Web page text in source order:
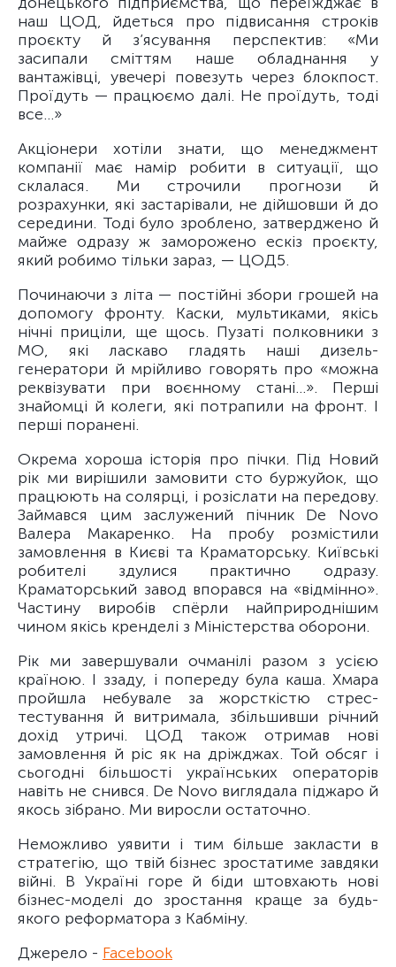
наш ЦОД, йдеться про підвисання строків
проєкту й з’ясування перспектив: «Ми
засипали сміттям наше обладнання у
вантажівці, увечері повезуть через блокпост.
Проїдуть — працюємо далі. Не проїдуть, тоді
все…»
Акціонери хотіли знати, що менеджмент
компанії має намір робити в ситуації, що
склалася. Ми строчили прогнози й
розрахунки, які застарівали, не дійшовши й до
середини. Тоді було зроблено, затверджено й
майже одразу ж заморожено ескіз проєкту,
який робимо тільки зараз, — ЦОД5.
Починаючи з літа — постійні збори грошей на
допомогу фронту. Каски, мультиками, якісь
нічні приціли, ще щось. Пузаті полковники з
МО, які ласкаво гладять наші дизель-
генератори й мрійливо говорять про «можна
реквізувати при воєнному стані…». Перші
знайомці й колеги, які потрапили на фронт. І
перші поранені.
Окрема хороша історія про пічки. Під Новий
рік ми вирішили замовити сто буржуйок, що
працюють на солярці, і розіслати на передову.
Займався цим заслужений пічник De Novo
Валера Макаренко. На пробу розмістили
замовлення в Києві та Краматорську. Київські
робителі здулися практично одразу.
Краматорський завод впорався на «відмінно».
Частину виробів спёрли найприроднішим
чином якісь кренделі з Міністерства оборони.
Рік ми завершували очманілі разом з усією
країною. І ззаду, і попереду була каша. Хмара
пройшла небувале за жорсткістю стрес-
тестування й витримала, збільшивши річний
дохід утричі. ЦОД також отримав нові
замовлення й ріс як на дріжджах. Той обсяг і
сьогодні більшості українських операторів
навіть не снився. De Novo виглядала піджаро й
якось зібрано. Ми виросли остаточно.
Неможливо уявити і тим більше закласти в
стратегію, що твій бізнес зростатиме завдяки
війні. В Україні горе й біди штовхають нові
бізнес-моделі до зростання краще за будь-
якого реформатора з Кабміну.
Джерело - Facebook